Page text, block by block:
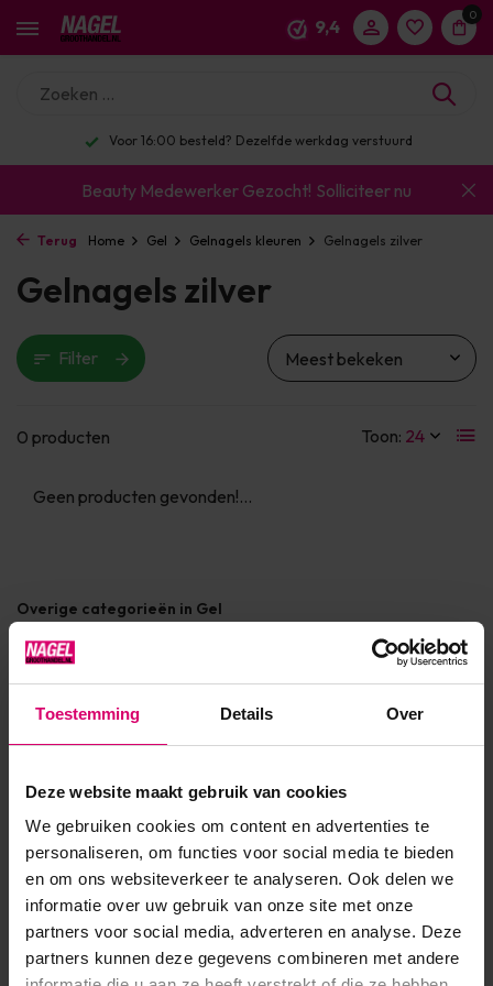
Toestemming Details Over
Deze website maakt gebruik van cookies
We gebruiken cookies om content en advertenties te
personaliseren, om functies voor social media te bieden
en om ons websiteverkeer te analyseren. Ook delen we
informatie over uw gebruik van onze site met onze
partners voor social media, adverteren en analyse. Deze
partners kunnen deze gegevens combineren met andere
9,4
0
Voor 16:00 besteld? Dezelfde werkdag verstuurd
Beauty Medewerker Gezocht! Solliciteer nu
Terug Home Gel Gelnagels kleuren Gelnagels zilver
Gelnagels zilver
Filter
0 producten Toon:
Geen producten gevonden!...
Overige categorieën in Gel
Gelnagels primer Gel cleanser